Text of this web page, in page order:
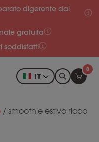
digerente dal
gratuita
soddisfatti
IT
0
/ smoothie estivo ricco